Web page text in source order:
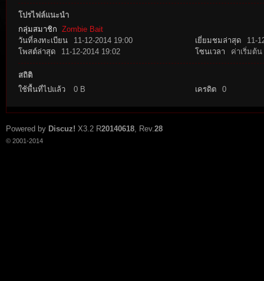
โปรไฟล์แนะนำ
กลุ่มสมาชิก Zombie Bait
วันที่ลงทะเบียน
11-12-2014 19:00 เยี่ยมชมล่าสุด
11-
โพสต์ล่าสุด
11-12-2014 19:02 โซนเวลา ค่าเริ่มต้น
สถิติ
ใช้พื้นที่ไปแล้ว
0 B เครดิต 0
Powered by Discuz! X3.2 R20140618, Rev.28
© 2001-2014